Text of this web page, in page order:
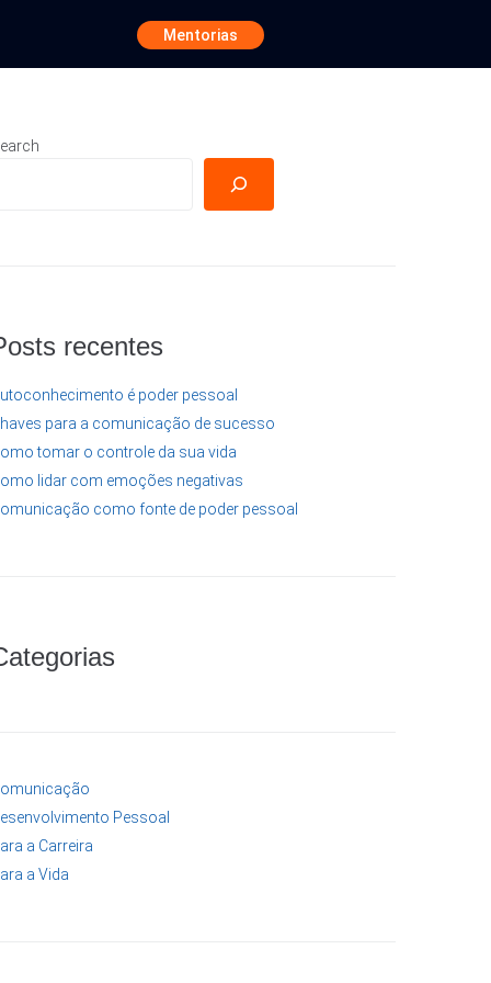
Mentorias
recentes
é poder pessoal
para a comunicação de sucesso
tomar o controle da sua vida
lidar com emoções negativas
como fonte de poder pessoal
Pessoal
a Carreira
a Vida